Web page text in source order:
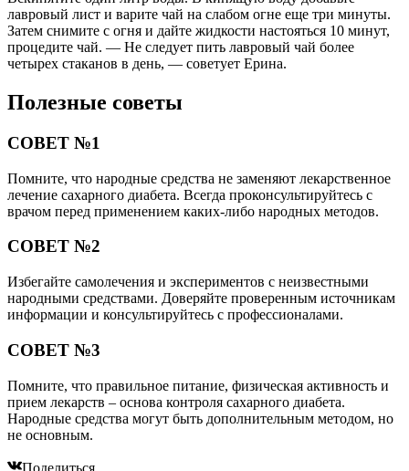
лавровый лист и варите чай на слабом огне еще три минуты.
Затем снимите с огня и дайте жидкости настояться 10 минут,
процедите чай. — Не следует пить лавровый чай более
четырех стаканов в день, — советует Ерина.
Полезные советы
СОВЕТ №1
Помните, что народные средства не заменяют лекарственное
лечение сахарного диабета. Всегда проконсультируйтесь с
врачом перед применением каких-либо народных методов.
СОВЕТ №2
Избегайте самолечения и экспериментов с неизвестными
народными средствами. Доверяйте проверенным источникам
информации и консультируйтесь с профессионалами.
СОВЕТ №3
Помните, что правильное питание, физическая активность и
прием лекарств – основа контроля сахарного диабета.
Народные средства могут быть дополнительным методом, но
не основным.
Поделиться